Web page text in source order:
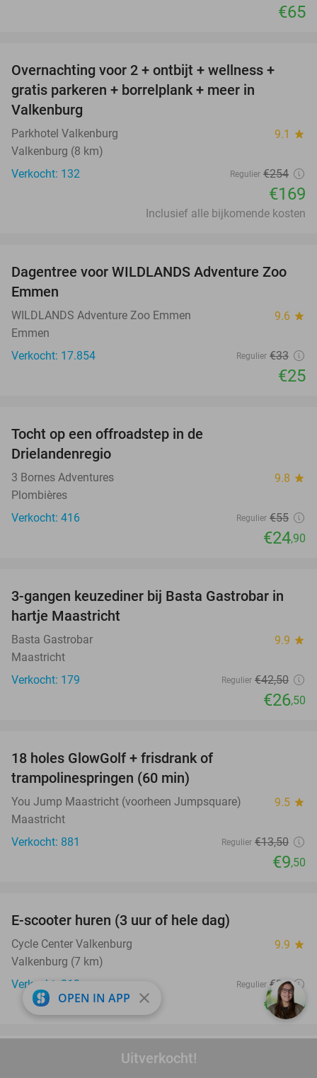
Uitverkocht!
€65
33%
Overnachting voor 2 + ontbijt + wellness +
gratis parkeren + borrelplank + meer in
Valkenburg
Parkhotel Valkenburg 9.1 star
Valkenburg (8 km)
Verkocht: 132
Regulier €254
€169
Inclusief alle bijkomende kosten
24%
Dagentree voor WILDLANDS Adventure Zoo
Emmen
WILDLANDS Adventure Zoo Emmen 9.6 star
Emmen
Verkocht: 17.854
Regulier €33
€25
Tocht op een offroadstep in de
Drielandenregio
3 Bornes Adventures 9.8 star
Plombières
Verkocht: 416
Regulier €55
€24,90
38%
3-gangen keuzediner bij Basta Gastrobar in
hartje Maastricht
Basta Gastrobar 9.9 star
Maastricht
Verkocht: 179
Regulier €42,50
€26,50
18 holes GlowGolf + frisdrank of
trampolinespringen (60 min)
You Jump Maastricht (voorheen Jumpsquare) 9.5 star
Maastricht
Verkocht: 881
Regulier €13,50
€9,50
E-scooter huren (3 uur of hele dag)
Cycle Center Valkenburg 9.9 star
Valkenburg (7 km)
Verkocht: 313
Regulier €39
€24,50
MaDiWoDo Bioscoopkaart van Nationale
OPEN IN APP close